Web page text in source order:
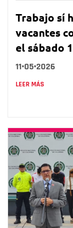
Trabajo sí
vacantes
el sábado
11•05•2026
LEER MÁS